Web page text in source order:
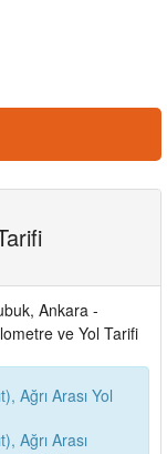
Ankara -
ve Yol Tarifi
Ağrı Arası Yol
Ağrı Arası